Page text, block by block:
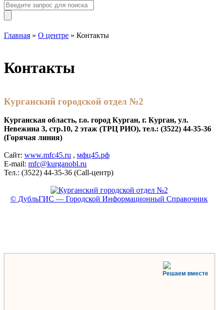
Главная » О центре » Контакты
Контакты
Курганский городской отдел №2
Курганская область, г.о. город Курган, г. Курган, ул.
Невежина 3, стр.10, 2 этаж (ТРЦ РИО), тел.: (3522) 44-35-36
(Горячая линия)
Сайт: www.mfc45.ru , мфц45.рф
E-mail: mfc@kurganobl.ru
Тел.: (3522) 44-35-36 (Call-центр)
© ДубльГИС — Городской Информационный Справочник
Решаем вместе